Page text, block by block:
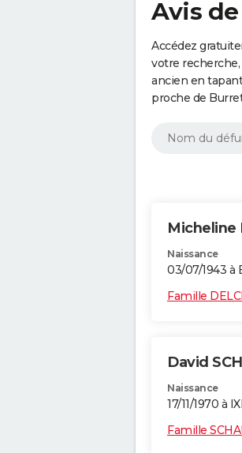
Avis
Accédez
votre recherche,
ancien en
proche de
Micheline
Naissance
03/07/1943 à
Famille
David
Naissance
17/11/1970 à
Famille